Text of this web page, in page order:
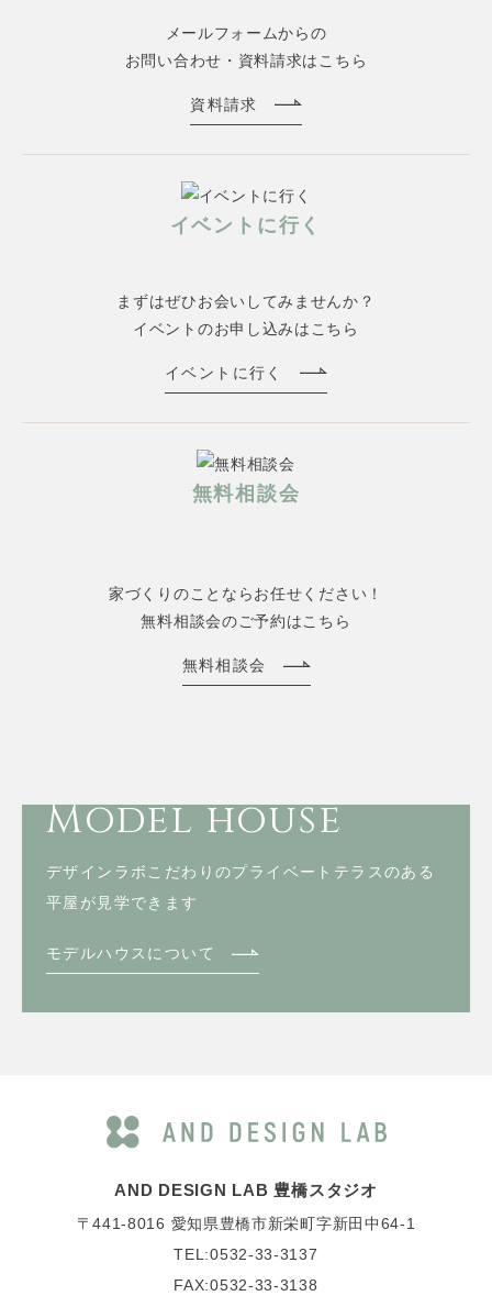
メールフォームからの
お問い合わせ・資料請求はこちら
資料請求
イベントに行く
まずはぜひお会いしてみませんか？
イベントのお申し込みはこちら
イベントに行く
無料相談会
家づくりのことならお任せください！
無料相談会のご予約はこちら
無料相談会
Model house
デザインラボこだわりのプライベートテラスのある
平屋が見学できます
モデルハウスについて
AND DESIGN LAB 豊橋スタジオ
〒441-8016 愛知県豊橋市新栄町字新田中64-1
TEL:0532-33-3137
FAX:0532-33-3138